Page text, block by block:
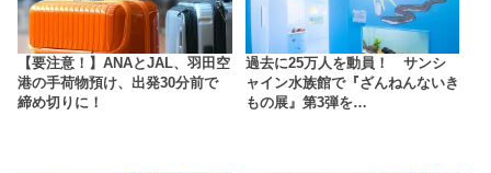
【要注意！】ANAとJAL、羽田空
港の手荷物預け、出発30分前で
締め切りに！
過去に25万人を動員！ サンシ
ャイン水族館で『ざんねんないき
もの展』第3弾を…